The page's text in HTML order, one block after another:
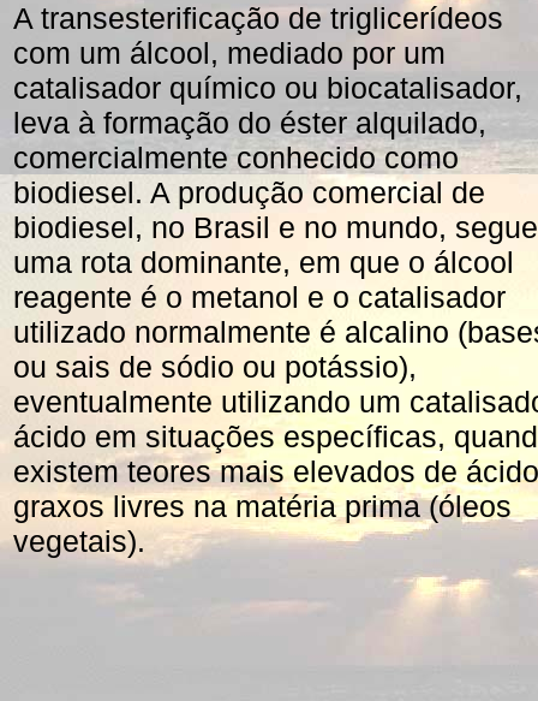
A transesterificação de triglicerídeos
com um álcool, mediado por um
catalisador químico ou biocatalisador,
leva à formação do éster alquilado,
comercialmente conhecido como
biodiesel. A produção comercial de
biodiesel, no Brasil e no mundo, segue
uma rota dominante, em que o álcool
reagente é o metanol e o catalisador
utilizado normalmente é alcalino
ou sais de sódio ou potássio),
eventualmente utilizando um
ácido em situações específicas,
existem teores mais elevados de
graxos livres na matéria prima (óleos
vegetais).